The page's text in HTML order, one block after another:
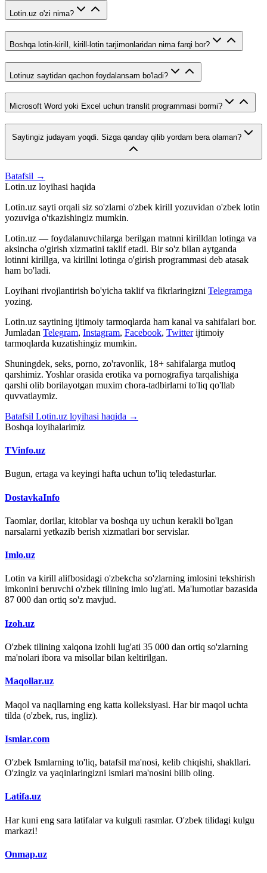
Lotin.uz o'zi nima?
Boshqa lotin-kirill, kirill-lotin tarjimonlaridan nima farqi bor?
Lotinuz saytidan qachon foydalansam bo'ladi?
Microsoft Word yoki Excel uchun translit programmasi bormi?
Saytingiz judayam yoqdi. Sizga qanday qilib yordam bera olaman?
Batafsil →
Lotin.uz loyihasi haqida
Lotin.uz sayti orqali siz so'zlarni o'zbek kirill yozuvidan o'zbek lotin
yozuviga o'tkazishingiz mumkin.
Lotin.uz — foydalanuvchilarga berilgan matnni kirilldan lotinga va
aksincha o'girish xizmatini taklif etadi. Bir so'z bilan aytganda
lotinni kirillga, va kirillni lotinga o'girish programmasi deb atasak
ham bo'ladi.
Loyihani rivojlantirish bo'yicha taklif va fikrlaringizni Telegramga
yozing.
Lotin.uz saytining ijtimoiy tarmoqlarda ham kanal va sahifalari bor.
Jumladan Telegram, Instagram, Facebook, Twitter ijtimoiy
tarmoqlarda kuzatishingiz mumkin.
Shuningdek, seks, porno, zo'ravonlik, 18+ sahifalarga mutloq
qarshimiz. Yoshlar orasida erotika va pornografiya tarqalishiga
qarshi olib borilayotgan muxim chora-tadbirlarni to'liq qo'llab
quvvatlaymiz.
Batafsil Lotin.uz loyihasi haqida →
Boshqa loyihalarimiz
TVinfo.uz
Bugun, ertaga va keyingi hafta uchun to'liq teledasturlar.
DostavkaInfo
Taomlar, dorilar, kitoblar va boshqa uy uchun kerakli bo'lgan
narsalarni yetkazib berish xizmatlari bor servislar.
Imlo.uz
Lotin va kirill alifbosidagi o'zbekcha so'zlarning imlosini tekshirish
imkonini beruvchi o'zbek tilining imlo lug'ati. Ma'lumotlar bazasida
87 000 dan ortiq so'z mavjud.
Izoh.uz
O'zbek tilining xalqona izohli lug'ati 35 000 dan ortiq so'zlarning
ma'nolari ibora va misollar bilan keltirilgan.
Maqollar.uz
Maqol va naqllarning eng katta kolleksiyasi. Har bir maqol uchta
tilda (o'zbek, rus, ingliz).
Ismlar.com
O'zbek Ismlarning to'liq, batafsil ma'nosi, kelib chiqishi, shakllari.
O'zingiz va yaqinlaringizni ismlari ma'nosini bilib oling.
Latifa.uz
Har kuni eng sara latifalar va kulguli rasmlar. O'zbek tilidagi kulgu
markazi!
Onmap.uz